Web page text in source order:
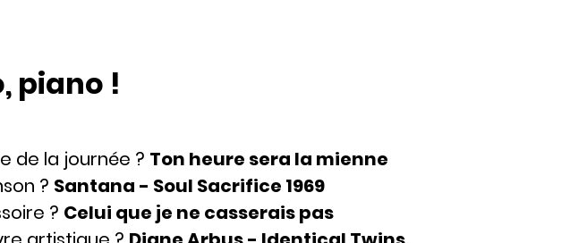
piano !
de la journée ? Ton heure sera la mienne
? Santana - Soul Sacrifice 1969
? Celui que je ne casserais pas